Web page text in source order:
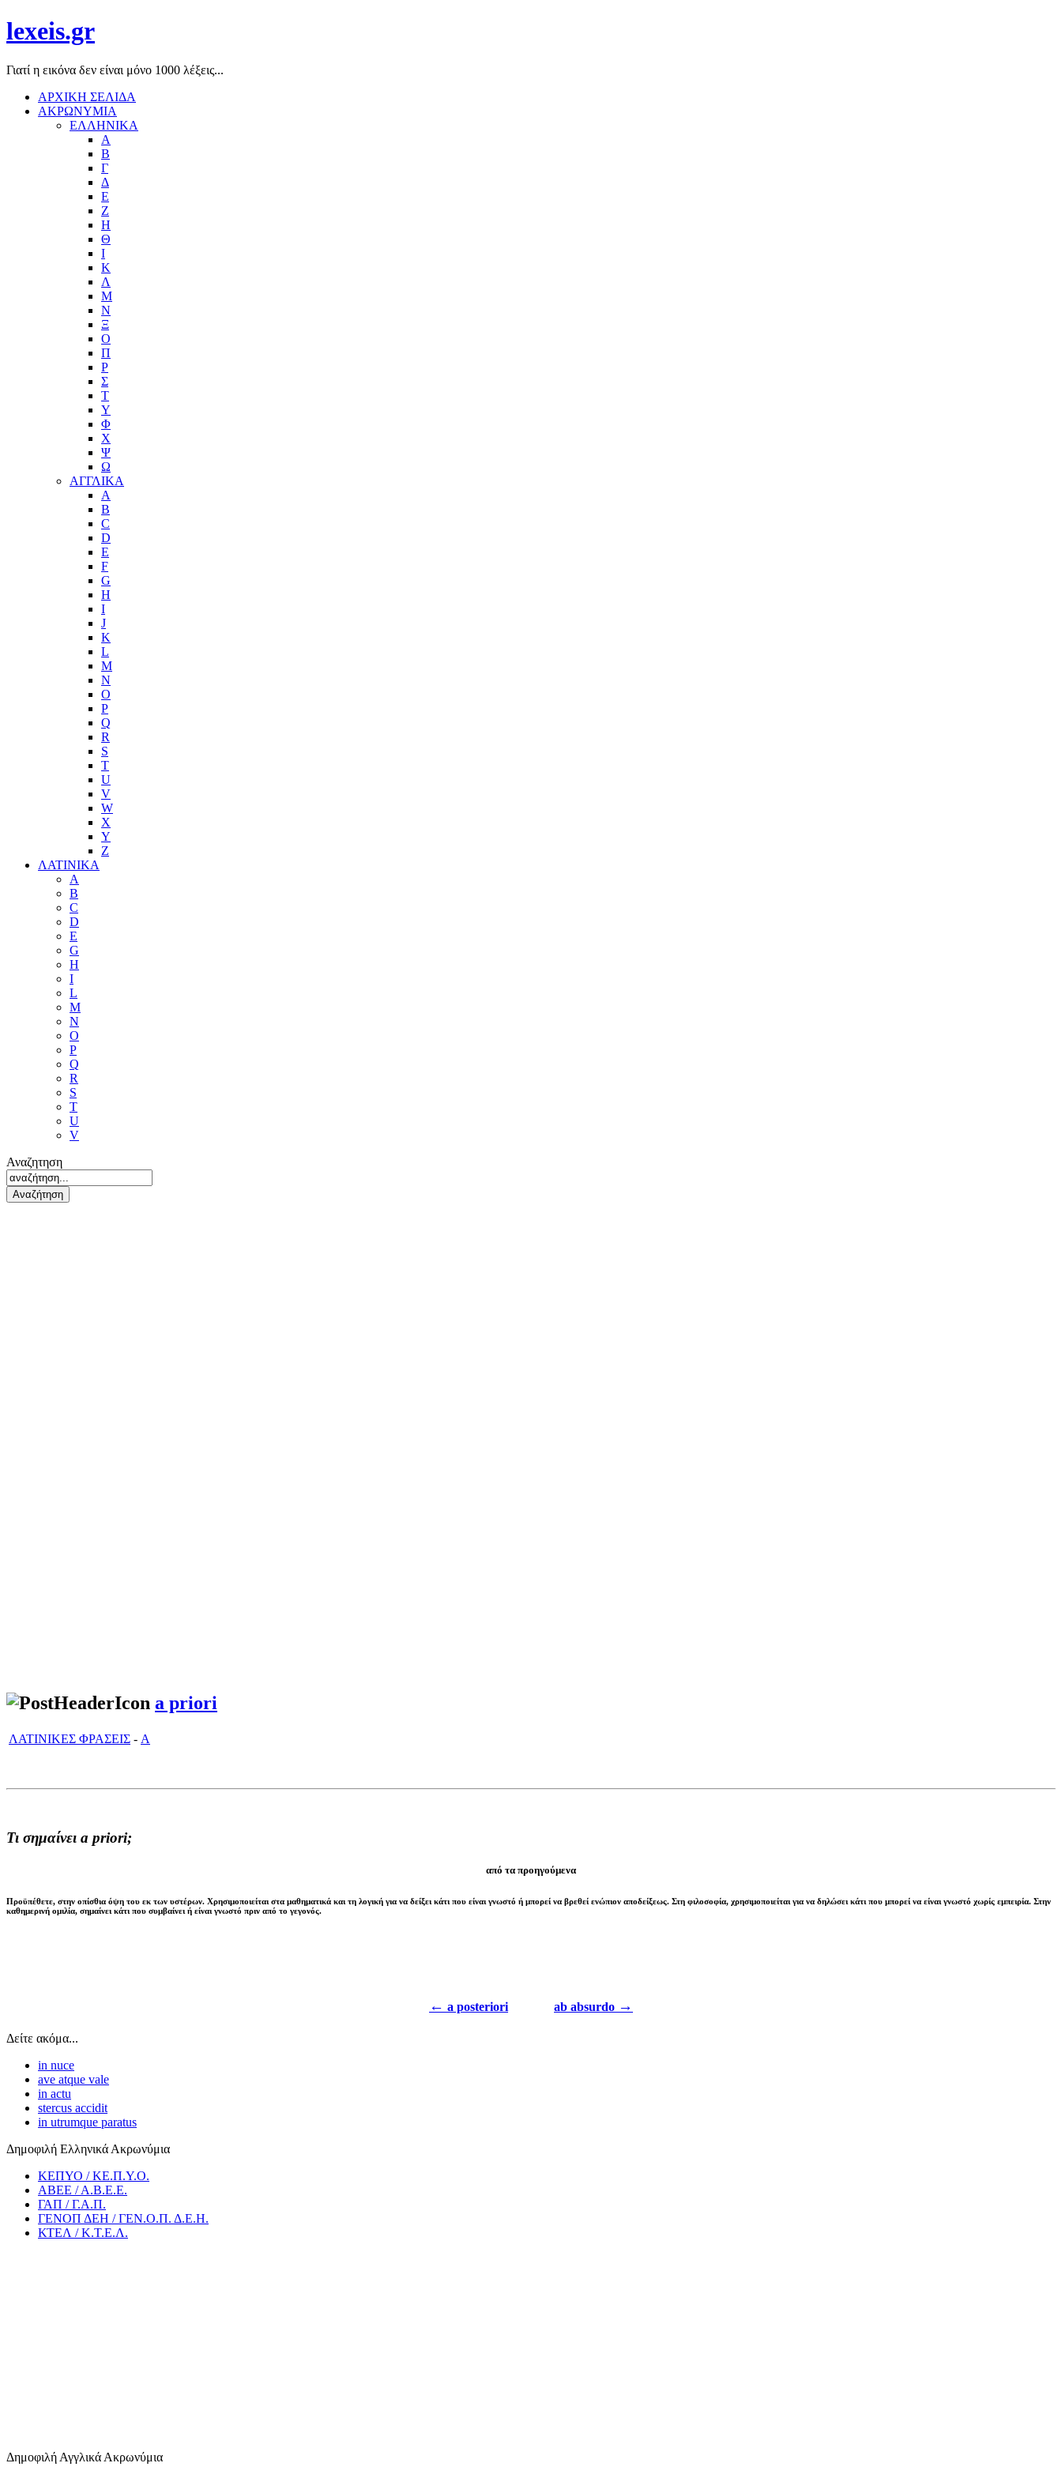
lexeis.gr
Γιατί η εικόνα δεν είναι μόνο 1000 λέξεις...
ΑΡΧΙΚΗ ΣΕΛΙΔΑ
ΑΚΡΩΝΥΜΙΑ
ΕΛΛΗΝΙΚΑ
Α
Β
Γ
Δ
Ε
Ζ
Η
Θ
Ι
Κ
Λ
Μ
Ν
Ξ
Ο
Π
Ρ
Σ
Τ
Υ
Φ
Χ
Ψ
Ω
ΑΓΓΛΙΚΑ
A
B
C
D
E
F
G
H
I
J
K
L
M
N
O
P
Q
R
S
T
U
V
W
X
Y
Z
ΛΑΤΙΝΙΚΑ
A
B
C
D
E
G
H
I
L
M
N
O
P
Q
R
S
T
U
V
Αναζητηση
a priori
ΛΑΤΙΝΙΚΕΣ ΦΡΑΣΕΙΣ - A
Τι σημαίνει a priori;
από τα προηγούμενα
Προϋπέθετε, στην οπίσθια όψη του εκ των υστέρων. Χρησιμοποιείται στα μαθηματικά και τη λογική για να δείξει κάτι που είναι γνωστό ή μπορεί να βρεθεί ενώπιον αποδείξεως. Στη φιλοσοφία, χρησιμοποιείται για να δηλώσει κάτι που μπορεί να είναι γνωστό χωρίς εμπειρία. Στην
καθημερινή ομιλία, σημαίνει κάτι που συμβαίνει ή είναι γνωστό πριν από το γεγονός.
← a posteriori ab absurdo →
Δείτε ακόμα...
in nuce
ave atque vale
in actu
stercus accidit
in utrumque paratus
Δημοφιλή Ελληνικά Ακρωνύμια
ΚΕΠΥΟ / ΚΕ.Π.Υ.Ο.
ΑΒΕΕ / Α.Β.Ε.Ε.
ΓΑΠ / Γ.Α.Π.
ΓΕΝΟΠ ΔΕΗ / ΓΕΝ.Ο.Π. Δ.Ε.Η.
ΚΤΕΛ / Κ.Τ.Ε.Λ.
Δημοφιλή Αγγλικά Ακρωνύμια